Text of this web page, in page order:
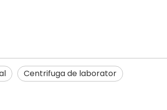
Centrifuga de laborator